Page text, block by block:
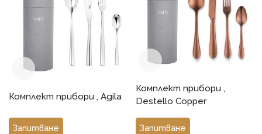
Комплект прибори , Agila
Запитване
Комплект прибори ,
Destello Copper
Запитване